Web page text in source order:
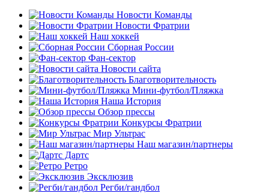
Новости Команды
Новости Фратрии
Наш хоккей
Сборная России
Фан-cектор
Новости сайта
Благотворительность
Мини-футбол/Пляжка
Наша История
Обзор прессы
Конкурсы Фратрии
Мир Ультрас
Наш магазин/партнеры
Дартс
Ретро
Эксклюзив
Регби/гандбол